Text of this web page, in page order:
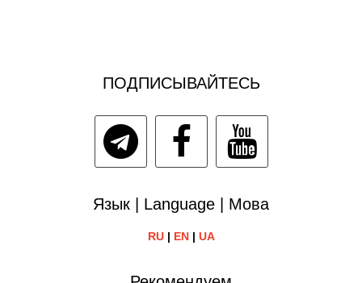
ПОДПИСЫВАЙТЕСЬ
Язык | Language | Мова
RU| EN| UA